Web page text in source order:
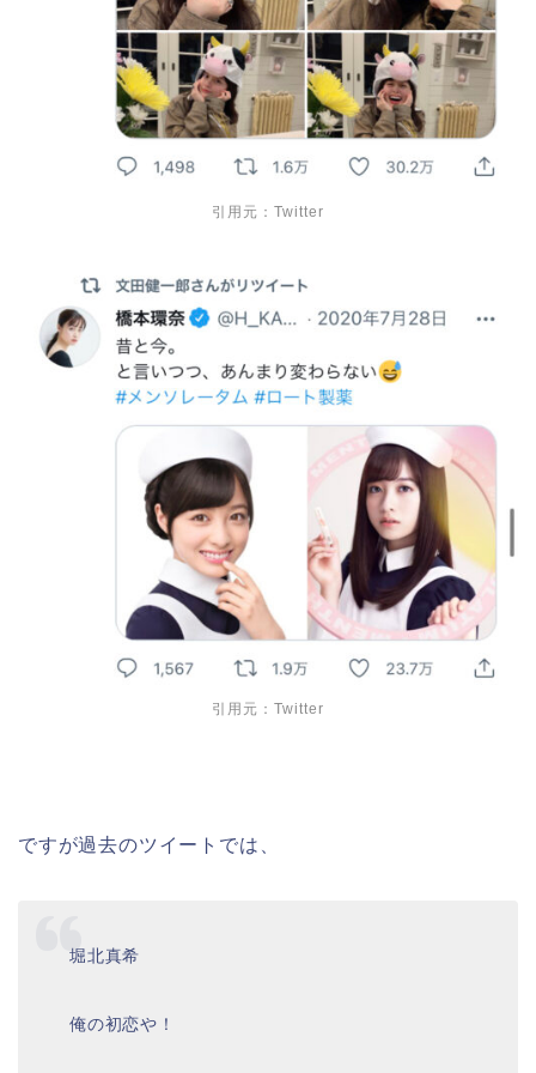
引用元：Twitter
引用元：Twitter
ですが過去のツイートでは、
堀北真希
俺の初恋や！